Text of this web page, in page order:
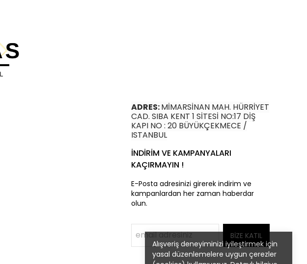
Alışveriş deneyiminizi iyileştirmek için
yasal düzenlemelere uygun çerezler
ADRES:MİMARSİNAN MAH. HÜRRİYET
CAD. SIBA KENT 1 SİTESİ NO:17 DİŞ
KAPI NO : 20 BÜYÜKÇEKMECE /
ISTANBUL
İNDİRİM VE KAMPANYALARI
KAÇIRMAYIN !
E-Posta adresinizi girerek indirim ve
kampanlardan her zaman haberdar
olun.
BİZE KATIL